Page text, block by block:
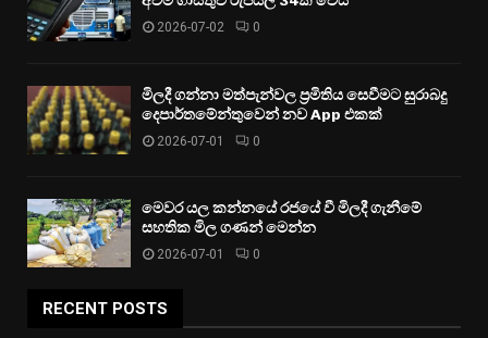
2026-07-02 0
මිලදී ගන්නා මත්පැන්වල ප්‍රමිතිය සෙවීමට සුරාබදු
දෙපාර්තමේන්තුවෙන් නව App එකක්
2026-07-01 0
මෙවර යල කන්නයේ රජයේ වී මිලදී ගැනීමේ
සහතික මිල ගණන් මෙන්න
2026-07-01 0
RECENT POSTS